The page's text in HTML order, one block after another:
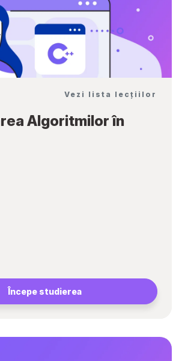
Vezi lista lecțiilor
Algoritmilor în
Începe studierea